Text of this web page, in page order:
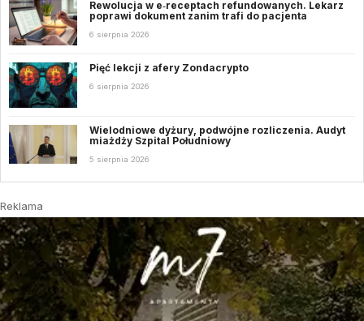
Rewolucja w e‑receptach refundowanych. Lekarz
poprawi dokument zanim trafi do pacjenta
6 sierpnia 2026
Pięć lekcji z afery Zondacrypto
6 sierpnia 2026
Wielodniowe dyżury, podwójne rozliczenia. Audyt
miażdży Szpital Południowy
5 sierpnia 2026
Reklama